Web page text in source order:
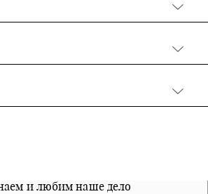
и любим наше дело
материалы гипоалергенны
перед покупкой